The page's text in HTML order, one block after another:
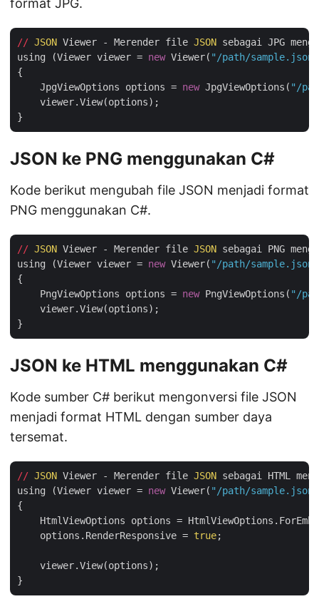
format JPG.
// JSON Viewer - Merender file JSON sebagai JPG
using (Viewer viewer = new Viewer( "/path/sample.json"
{
    JpgViewOptions options =
new JpgViewOptions( "/
    viewer.View(options);
JSON ke PNG menggunakan C#
Kode berikut mengubah file JSON menjadi format
PNG menggunakan C#.
// JSON Viewer - Merender file JSON sebagai PNG
using (Viewer viewer = new Viewer( "/path/sample.json"
{
    PngViewOptions options =
new PngViewOptions( "/
    viewer.View(options);
JSON ke HTML menggunakan C#
Kode sumber C# berikut mengonversi file JSON
menjadi format HTML dengan sumber daya
tersemat.
// JSON Viewer - Merender file JSON sebagai HTML
using (Viewer viewer = new Viewer( "/path/sample.json"
{
HtmlViewOptions options =
    options.RenderResponsive =
true;
    viewer.View(options);